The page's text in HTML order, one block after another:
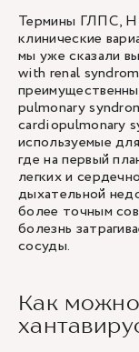
Термины ГЛПС,
клинические
мы уже сказали
with renal
pulmonary
cardiopulmonary
используемые
где на первый
легких и
дыхательной
более точным
болезнь
сосуды.
Как можно